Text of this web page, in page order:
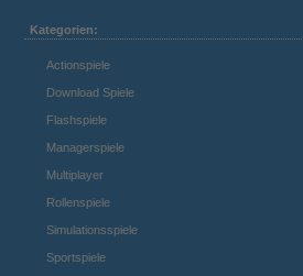
Kategorien:
Actionspiele
Download Spiele
Flashspiele
Managerspiele
Multiplayer
Rollenspiele
Simulationsspiele
Sportspiele